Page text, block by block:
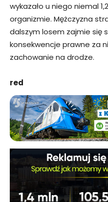
wykazało u niego niemal
organizmie. Mężczyzna
dalszym losem zajmie się
konsekwencje prawne za
zachowanie na drodze.
red